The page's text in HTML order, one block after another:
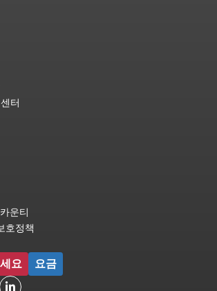
터
운티
호정책
요 요금
